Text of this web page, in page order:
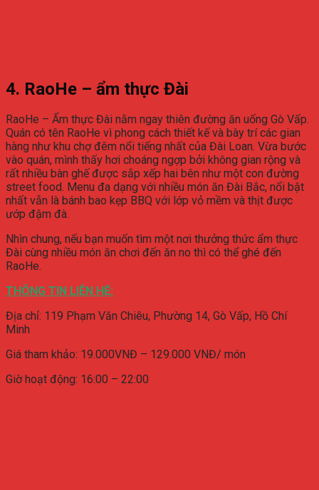
4. RaoHe – ẩm thực Đài
RaoHe – Ẩm thực Đài nằm ngay thiên đường ăn uống Gò Vấp.
Quán có tên RaoHe vì phong cách thiết kế và bày trí các gian
hàng như khu chợ đêm nổi tiếng nhất của Đài Loan. Vừa bước
vào quán, mình thấy hơi choáng ngợp bởi không gian rộng và
rất nhiều bàn ghế được sắp xếp hai bên như một con đường
street food. Menu đa dạng với nhiều món ăn Đài Bắc, nổi bật
nhất vẫn là bánh bao kẹp BBQ với lớp vỏ mềm và thịt được
ướp đậm đà.
Nhìn chung, nếu bạn muốn tìm một nơi thưởng thức ẩm thực
Đài cùng nhiều món ăn chơi đến ăn no thì có thể ghé đến
RaoHe.
THÔNG TIN LIÊN HỆ:
Địa chỉ: 119 Phạm Văn Chiêu, Phường 14, Gò Vấp, Hồ Chí
Minh
Giá tham khảo: 19.000VNĐ – 129.000 VNĐ/ món
Giờ hoạt động: 16:00 – 22:00